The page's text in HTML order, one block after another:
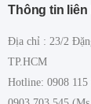
Thông tin liên
Địa chỉ : 23/2
TP.HCM
Hotline: 0908